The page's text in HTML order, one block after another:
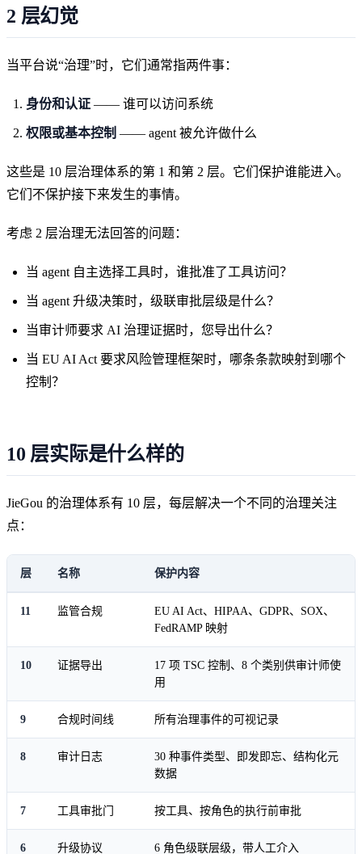
2 层幻觉
当平台说“治理”时，它们通常指两件事：
身份和认证 —— 谁可以访问系统
权限或基本控制 —— agent 被允许做什么
这些是 10 层治理体系的第 1 和第 2 层。它们保护谁能进入。
它们不保护接下来发生的事情。
考虑 2 层治理无法回答的问题：
当 agent 自主选择工具时，谁批准了工具访问？
当 agent 升级决策时，级联审批层级是什么？
当审计师要求 AI 治理证据时，您导出什么？
当 EU AI Act 要求风险管理框架时，哪条条款映射到哪个
控制？
10 层实际是什么样的
JieGou 的治理体系有 10 层，每层解决一个不同的治理关注
点：
层 名称 保护内容
11 监管合规
EU AI Act、HIPAA、GDPR、SOX、
FedRAMP 映射
10 证据导出
17 项 TSC 控制、8 个类别供审计师使
用
9 合规时间线 所有治理事件的可视记录
8 审计日志
30 种事件类型、即发即忘、结构化元
数据
7 工具审批门 按工具、按角色的执行前审批
6 升级协议 6 角色级联层级，带人工介入